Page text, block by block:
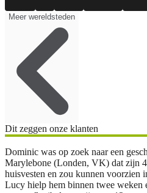
Meer wereldsteden
Dit zeggen onze klanten
Dominic was op zoek naar een
Marylebone (Londen, VK) dat zijn
huisvesten en zou kunnen voorzien
Lucy hielp hem binnen twee weken